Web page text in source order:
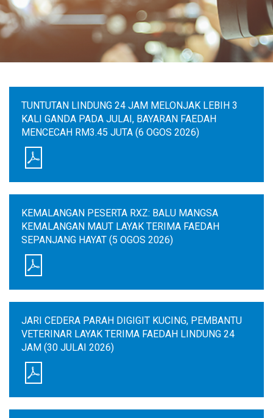
TUNTUTAN LINDUNG 24 JAM MELONJAK LEBIH 3
KALI GANDA PADA JULAI, BAYARAN FAEDAH
MENCECAH RM3.45 JUTA (6 OGOS 2026)
KEMALANGAN PESERTA RXZ: BALU MANGSA
KEMALANGAN MAUT LAYAK TERIMA FAEDAH
SEPANJANG HAYAT (5 OGOS 2026)
JARI CEDERA PARAH DIGIGIT KUCING, PEMBANTU
VETERINAR LAYAK TERIMA FAEDAH LINDUNG 24
JAM (30 JULAI 2026)